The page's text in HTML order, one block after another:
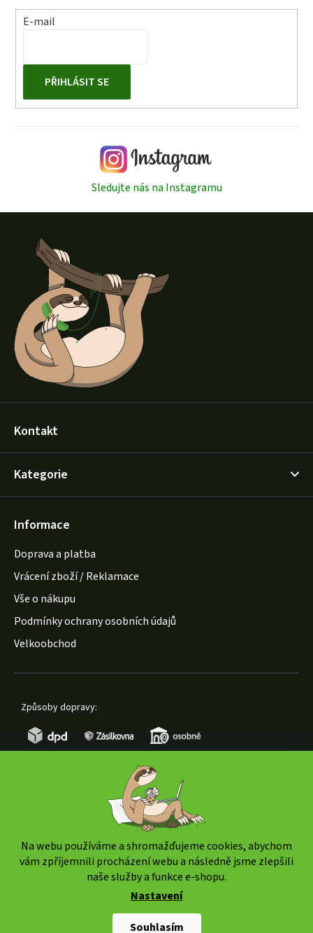
Na webu používáme a shromažďujeme cookies, abychom
vám zpříjemnili procházení webu a následně jsme zlepšili
naše služby a funkce e-shopu.
Nastavení
Souhlasím
E-mail
PŘIHLÁSIT SE
Sledujte nás na Instagramu
Kontakt
Kategorie
Informace
Doprava a platba
Vrácení zboží / Reklamace
Vše o nákupu
Podmínky ochrany osobních údajů
Velkoobchod
Způsoby dopravy:
www.weedshop.cz
vyhrazena.
Upravit nastavení cookies